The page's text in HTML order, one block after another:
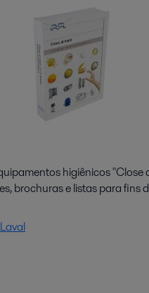
higiênicos "Close
brochuras e listas para fins